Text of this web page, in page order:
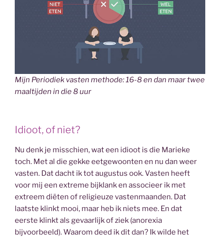
Mijn Periodiek vasten methode: 16-8 en dan maar twee
maaltijden in die 8 uur
Idioot, of niet?
Nu denk je misschien, wat een idioot is die Marieke
toch. Met al die gekke eetgewoonten en nu dan weer
vasten. Dat dacht ik tot augustus ook. Vasten heeft
voor mij een extreme bijklank en associeer ik met
extreem diëten of religieuze vastenmaanden. Dat
laatste klinkt mooi, maar heb ik niets mee. En dat
eerste klinkt als gevaarlijk of ziek (anorexia
bijvoorbeeld). Waarom deed ik dit dan? Ik wilde het